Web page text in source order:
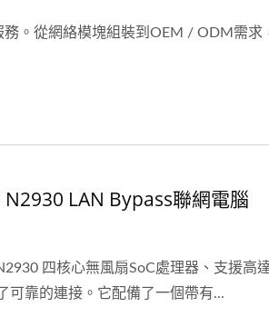
。從網絡模塊組裝到OEM / ODM需
LAN Bypass聯網電腦
四核心無風扇SoC處理器、支援高
可靠的連接。它配備了一個帶有...